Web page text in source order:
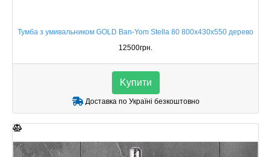
Тумба з умивальником GOLD Ban-Yom Stella 80 800х430х550 дерево
12500грн.
Kупити
Доставка по Україні безкоштовно